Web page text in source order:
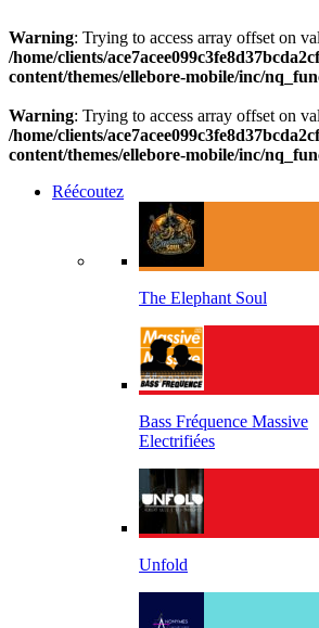
Warning: Trying to access array offset on
/home/clients/
content/themes/ellebore-mobile/inc/
Warning: Trying to access array offset on
/home/clients/
content/themes/ellebore-mobile/inc/
Réécoutez
The Elephant Soul
Bass Fréquence Massive
Electrifiées
Unfold